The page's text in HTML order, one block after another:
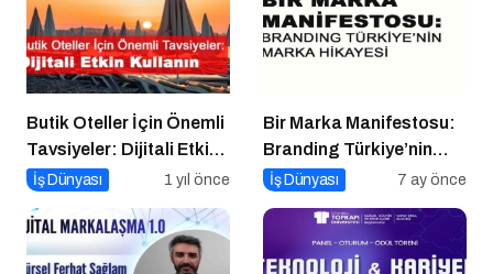
Butik Oteller İçin Önemli
Tavsiyeler: Dijitali Etkin
Kullanın
İş Dünyası 1 yıl önce
Bir Marka Manifestosu:
Branding Türkiye’nin
Marka Hikayesi
İş Dünyası 7 ay önce